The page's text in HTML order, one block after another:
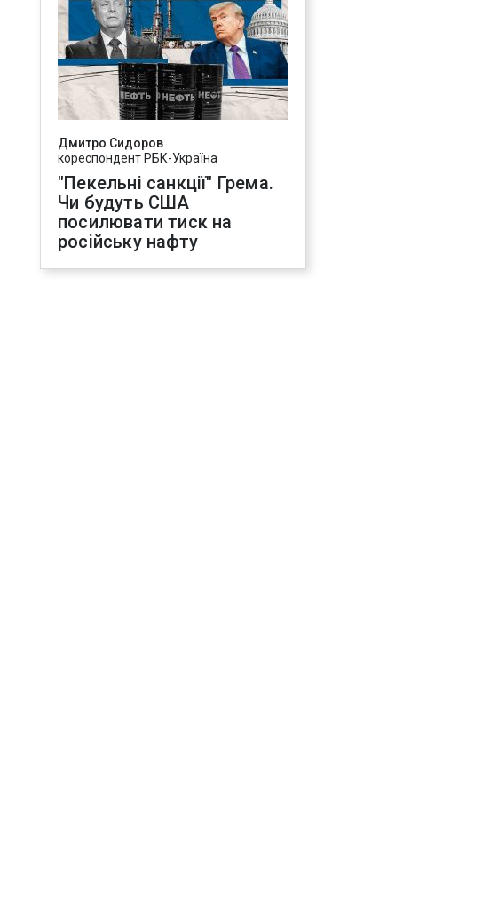
Дмитро Сидоров
кореспондент РБК-Україна
"Пекельні санкції" Грема.
Чи будуть США
посилювати тиск на
російську нафту